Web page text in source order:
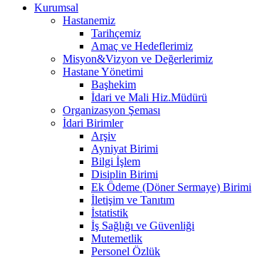
Kurumsal
Hastanemiz
Tarihçemiz
Amaç ve Hedeflerimiz
Misyon&Vizyon ve Değerlerimiz
Hastane Yönetimi
Başhekim
İdari ve Mali Hiz.Müdürü
Organizasyon Şeması
İdari Birimler
Arşiv
Ayniyat Birimi
Bilgi İşlem
Disiplin Birimi
Ek Ödeme (Döner Sermaye) Birimi
İletişim ve Tanıtım
İstatistik
İş Sağlığı ve Güvenliği
Mutemetlik
Personel Özlük